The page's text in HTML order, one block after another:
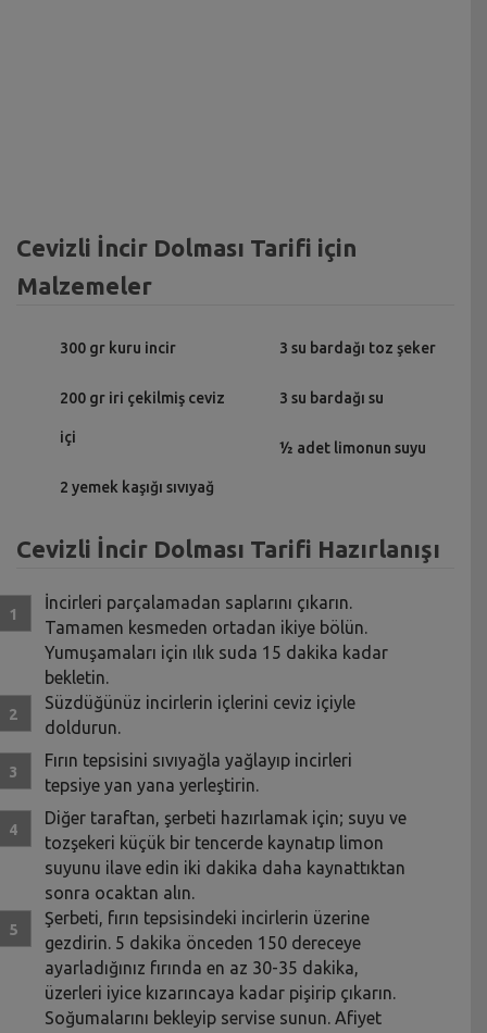
Cevizli İncir Dolması Tarifi için
Malzemeler
300 gr kuru incir
200 gr iri çekilmiş ceviz
içi
2 yemek kaşığı sıvıyağ
3 su bardağı toz şeker
3 su bardağı su
½ adet limonun suyu
Cevizli İncir Dolması Tarifi Hazırlanışı
İncirleri parçalamadan saplarını çıkarın.
Tamamen kesmeden ortadan ikiye bölün.
Yumuşamaları için ılık suda 15 dakika kadar
bekletin.
Süzdüğünüz incirlerin içlerini ceviz içiyle
doldurun.
Fırın tepsisini sıvıyağla yağlayıp incirleri
tepsiye yan yana yerleştirin.
Diğer taraftan, şerbeti hazırlamak için; suyu ve
tozşekeri küçük bir tencerde kaynatıp limon
suyunu ilave edin iki dakika daha kaynattıktan
sonra ocaktan alın.
Şerbeti, fırın tepsisindeki incirlerin üzerine
gezdirin. 5 dakika önceden 150 dereceye
ayarladığınız fırında en az 30-35 dakika,
üzerleri iyice kızarıncaya kadar pişirip çıkarın.
Soğumalarını bekleyip servise sunun. Afiyet